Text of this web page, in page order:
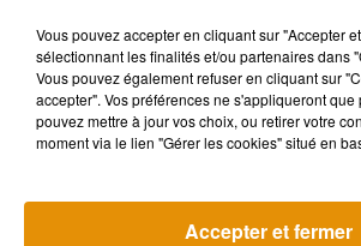
Musique
Vous pouvez accepter en cliquant sur "Accepter
sélectionnant les finalités et/ou partenaires dans
Vous pouvez également refuser en cliquant sur
accepter". Vos préférences ne s'appliqueront que
pouvez mettre à jour vos choix, ou retirer votre
moment via le lien "Gérer les cookies" situé en
Accepter et fermer